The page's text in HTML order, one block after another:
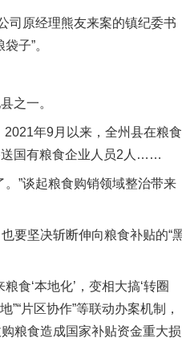
原经理熊友来案的镇纪委书
子”。
之一。
年9月以来，全州县在粮食
送国有粮食企业人员2人……
”谈起粮食购销领域整治带来
要坚决斩断伸向粮食补贴的“
‘本地化’，变相大搞‘转圈
片区协作”等联动办案机制，
粮食造成国家补贴资金重大损